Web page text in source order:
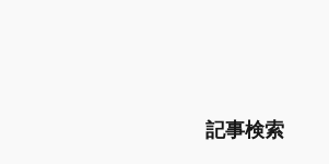
記事検索